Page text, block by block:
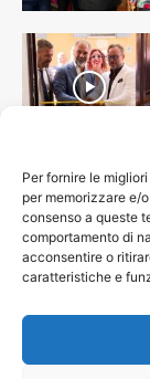
Per fornire le
per memorizzare e/
consenso a queste
comportamento di
acconsentire o
caratteristiche e
Cronaca
Attualità
top
News
Cultura